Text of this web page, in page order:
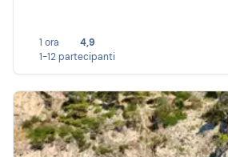
1 ora
4,9
1-12 partecipanti